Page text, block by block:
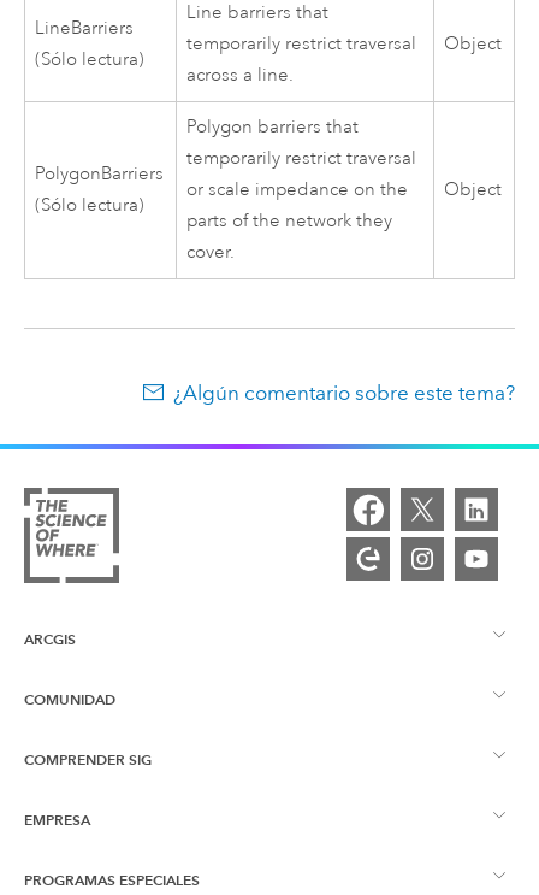
LineBarriers
(Sólo lectura)
Line barriers that
temporarily restrict traversal
across a line.
Object
PolygonBarriers
(Sólo lectura)
Polygon barriers that
temporarily restrict traversal
or scale impedance on the
parts of the network they
cover.
Object
¿Algún comentario sobre este tema?
ARCGIS
Descripción general de ArcGIS
COMUNIDAD
Comunidad de Esri
COMPRENDER SIG
¿Qué son los SIG?
EMPRESA
Acerca de Esri
PROGRAMAS ESPECIALES